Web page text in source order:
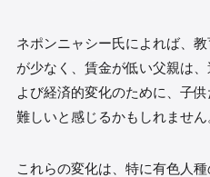
ネポンニャシー氏によれば、
が少なく、賃金が低い父親は
よび経済的変化のために、子
難しいと感じるかもしれません
これらの変化は、特に有色人